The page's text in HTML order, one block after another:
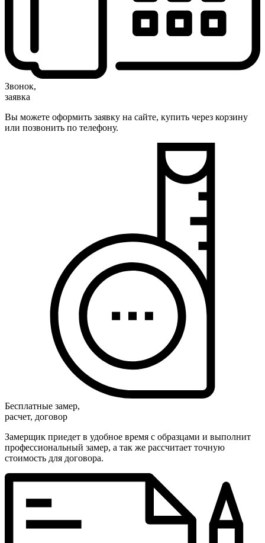
Звонок,
заявка
Вы можете оформить заявку на сайте, купить через корзину
или позвонить по телефону.
Бесплатные замер,
расчет, договор
Замерщик приедет в удобное время с образцами и выполнит
профессиональный замер, а так же рассчитает точную
стоимость для договора.